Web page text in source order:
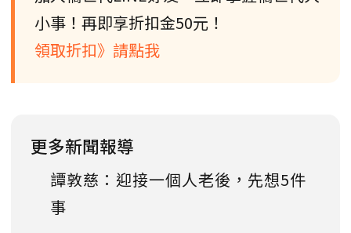
小事！再即享折扣金50元！
領取折扣》請點我
更多新聞報導
譚敦慈：迎接一個人老後，先想5件
事